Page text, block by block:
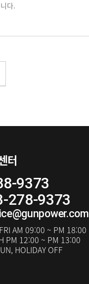
다.
터
9373
278-9373
AM 09:00 ~ PM 18:00
PM 12:00 ~ PM 13:00
HOLIDAY OFF